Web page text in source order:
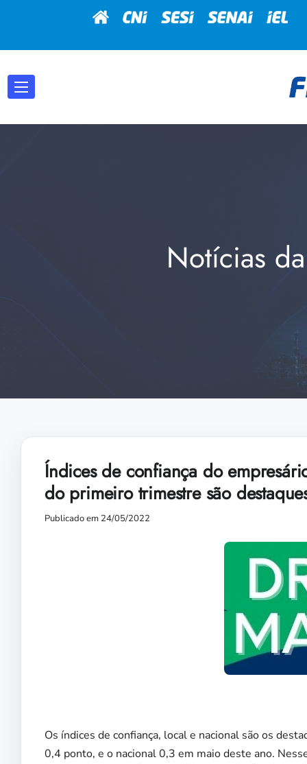
Notícias
Índices de confiança do
do primeiro trimestre são
Publicado em 24/05/2022
Os índices de confiança, local e nacional são os
0,4 ponto, e o nacional 0,3 em maio deste ano.